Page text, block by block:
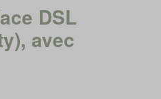
DSL
avec